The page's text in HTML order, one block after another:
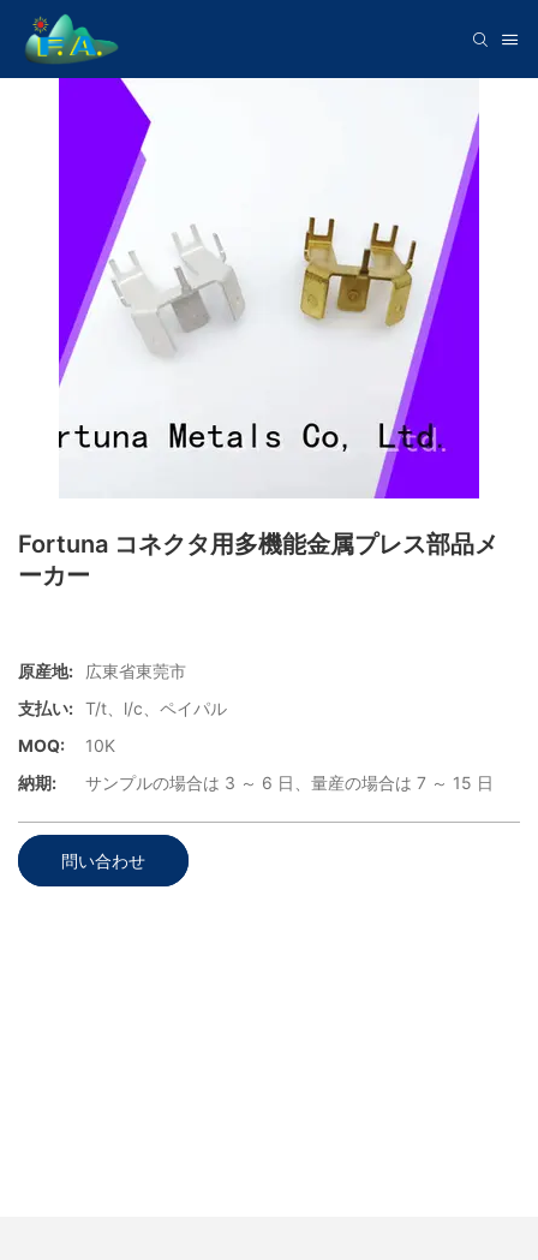
Fortuna コネクタ用多機能金属プレス部品メ
ーカー
原産地:
広東省東莞市
支払い: T/t、l/c、ペイパル
MOQ:
10K
納期:
サンプルの場合は 3 ～ 6 日、量産の場合は 7 ～ 15 日
問い合わせ